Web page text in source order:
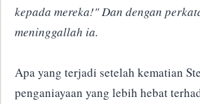
kepada mereka!" Dan dengan
meninggallah ia.
Apa yang terjadi setelah kematian
penganiayaan yang lebih hebat